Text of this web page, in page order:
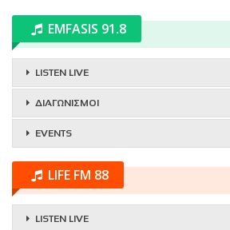
EMFASIS 91.8
LISTEN LIVE
ΔΙΑΓΩΝΙΣΜΟΙ
EVENTS
LIFE FM 88
LISTEN LIVE